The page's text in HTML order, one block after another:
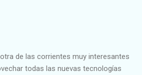
de las corrientes muy interesantes
todas las nuevas tecnologías